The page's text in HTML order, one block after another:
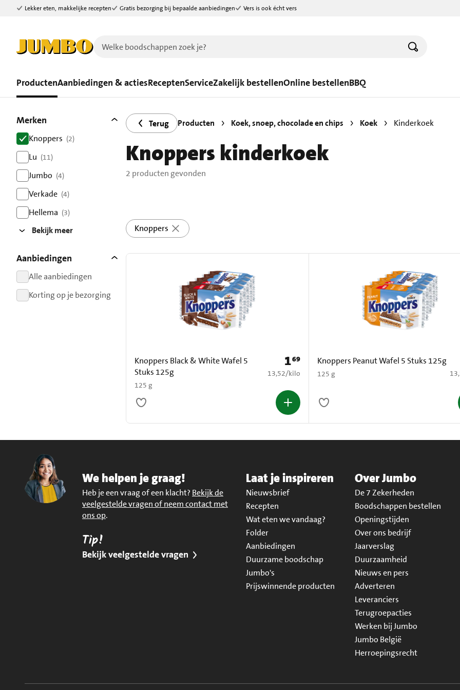
Ga naar zoeken
Ga naar hoofdinhoud
Lekker eten, makkelijke recepten Gratis bezorging bij bepaalde aanbiedingen Vers is ook écht vers
ProductenAanbiedingen & actiesReceptenServiceZakelijk bestellenOnline bestellenBBQ
2 producten gevonden.
Filters
Merken
Knoppers (2)
resultaten
Lu (11)
resultaten
Jumbo (4)
resultaten
Verkade (4)
resultaten
Hellema (3)
Bekijk meer
Aanbiedingen
Alle aanbiedingen
resultaten
Korting op je bezorging
Terug Producten Koek, snoep, chocolade en chips Koek Kinderkoek
Knoppers kinderkoek
2 producten gevonden
Knoppers
Knoppers Black & White Wafel 5
Stuks 125g
125 g
Prijs: € 1,69
169
€ 13,52 per kilo
13,52/kilo
Knoppers Peanut Wafel 5 Stuks 125g
125 g
€
We helpen je graag!
Heb je een vraag of een klacht? Bekijk de
veelgestelde vragen of neem contact met
ons op.
Tip!
Bekijk veelgestelde vragen
Laat je inspireren
Nieuwsbrief
Recepten
Wat eten we vandaag?
Folder
Aanbiedingen
Duurzame boodschap
Jumbo's
Prijswinnende producten
Over Jumbo
De 7 Zekerheden
Boodschappen bestellen
Openingstijden
Over ons bedrijf
Jaarverslag
Duurzaamheid
Nieuws en pers
Adverteren
Leveranciers
Terugroepacties
Werken bij Jumbo
Jumbo België
Herroepingsrecht